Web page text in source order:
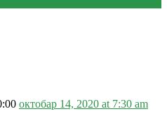
октобар 14, 2020 at 7:30 am